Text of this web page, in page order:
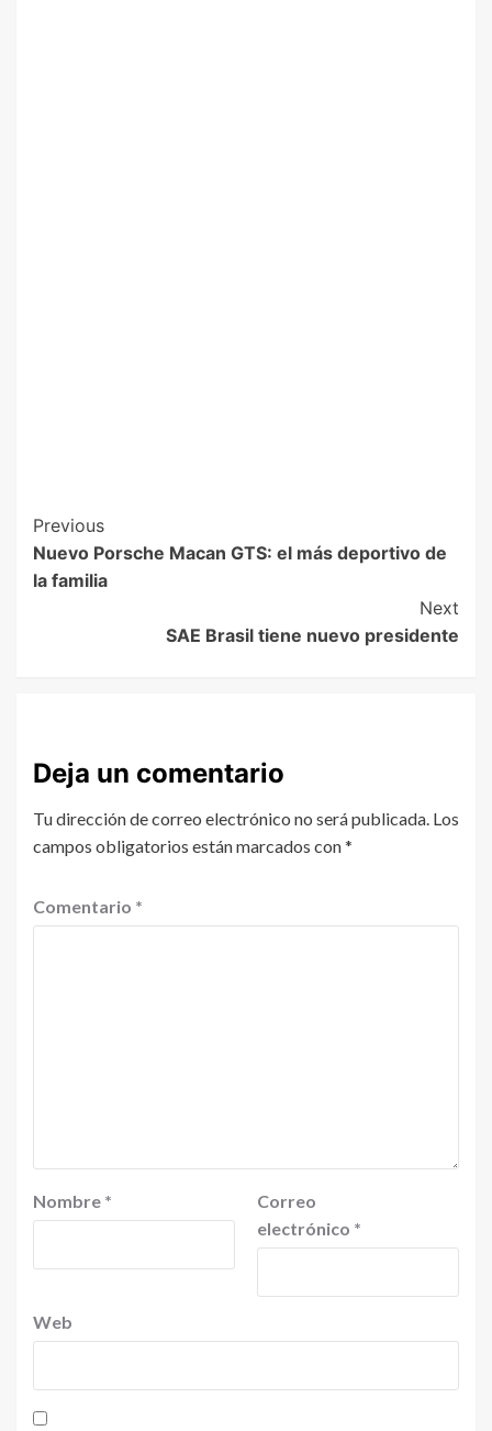
Previous
Nuevo Porsche Macan GTS: el más deportivo de
la familia
Next
SAE Brasil tiene nuevo presidente
Deja un comentario
Tu dirección de correo electrónico no será publicada. Los
campos obligatorios están marcados con*
Comentario *
Nombre *
Correo
electrónico *
Web